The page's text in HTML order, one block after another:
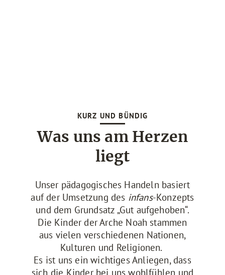
KURZ UND BÜNDIG
Was uns am Herzen
liegt
Unser pädagogisches Handeln basiert
auf der Umsetzung des infans-Konzepts
und dem Grundsatz „Gut aufgehoben“.
Die Kinder der Arche Noah stammen
aus vielen verschiedenen Nationen,
Kulturen und Religionen.
Es ist uns ein wichtiges Anliegen, dass
sich die Kinder bei uns wohlfühlen und